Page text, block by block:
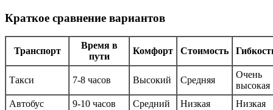
Краткое сравнение вариантов
Транспорт
Время в
пути
Комфорт Стоимость
Такси 7-8 часов Высокий Средняя
Очень
высокая
Автобус
9-10 часов Средний Низкая Низкая